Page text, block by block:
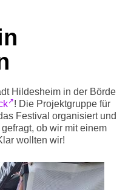
Hildesheim in der Börde
! Die Projektgruppe für
Festival organisiert und
ob wir mit einem
wollten wir!